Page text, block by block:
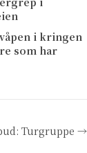
i kringen
som har
Turgruppe →